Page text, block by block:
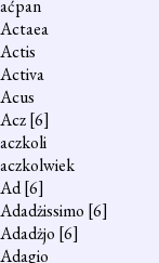
aćpan
Actaea
Actis
Activa
Acus
Acz[6]
aczkoli
aczkolwiek
Ad[6]
Adadżissimo [6]
Adadżjo [6]
Adagio